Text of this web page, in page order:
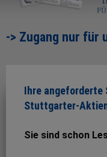
-> Zugang nur für
Ihre angeforderte
Stuttgarter-
Sie sind schon